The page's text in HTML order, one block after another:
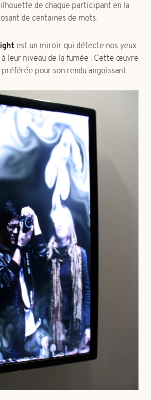
de chaque participant en la
de centaines de mots.
est un miroir qui détecte nos yeux
leur niveau de la fumée . Cette œuvre
pour son rendu angoissant.